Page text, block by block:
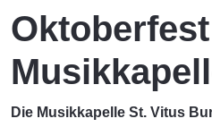
Die Musikkapelle St. Vitus